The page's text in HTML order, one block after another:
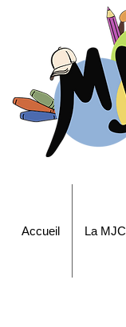
Accueil La MJC